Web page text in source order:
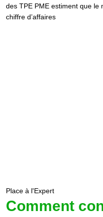
des TPE PME estiment que le
chiffre d’affaires
Place à l'Expert
Comment